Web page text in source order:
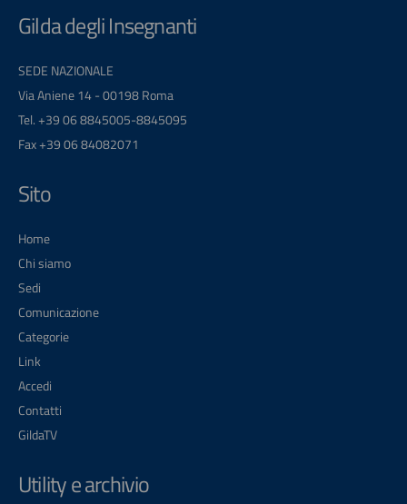
Gilda degli Insegnanti
SEDE NAZIONALE
Via Aniene 14 - 00198 Roma
Tel. +39 06 8845005-8845095
Fax +39 06 84082071
Sito
Home
Chi siamo
Sedi
Comunicazione
Categorie
Link
Accedi
Contatti
GildaTV
Utility e archivio